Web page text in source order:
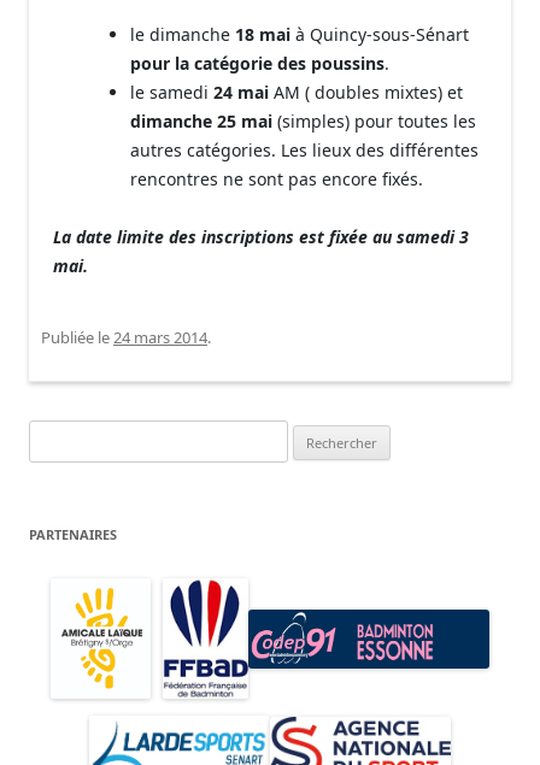
le dimanche 18 mai à Quincy-sous-Sénart
pour la catégorie des poussins.
le samedi 24 mai AM ( doubles mixtes) et
dimanche 25 mai (simples) pour toutes les
autres catégories. Les lieux des différentes
rencontres ne sont pas encore fixés.
La date limite des inscriptions est fixée au samedi 3
mai.
Publiée le24 mars 2014.
PARTENAIRES